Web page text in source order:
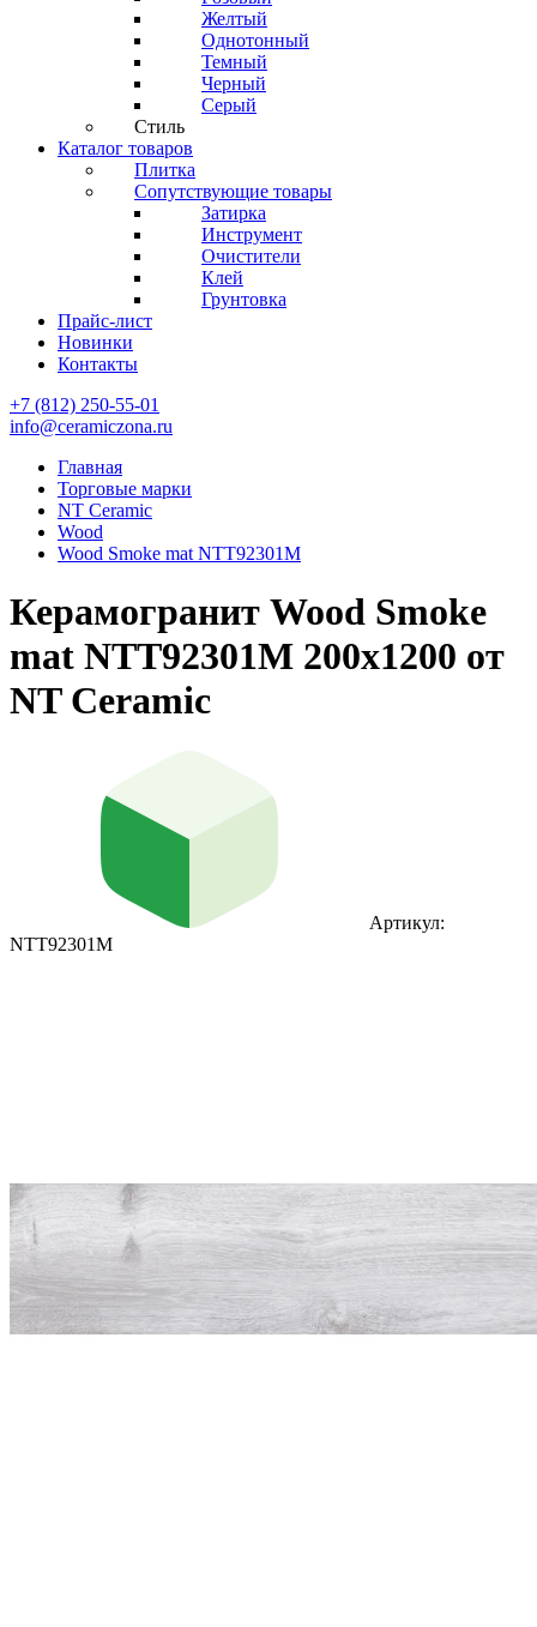
Желтый
Однотонный
Темный
Черный
Серый
Стиль
Каталог товаров
Плитка
Сопутствующие товары
Затирка
Инструмент
Очистители
Клей
Грунтовка
Прайс-лист
Новинки
Контакты
+7 (812) 250-55-01
info@ceramiczona.ru
Главная
Торговые марки
NT Ceramic
Wood
Wood Smoke mat NTT92301M
Керамогранит Wood Smoke
mat NTT92301M 200x1200 от
NT Ceramic
Артикул:
NTT92301M